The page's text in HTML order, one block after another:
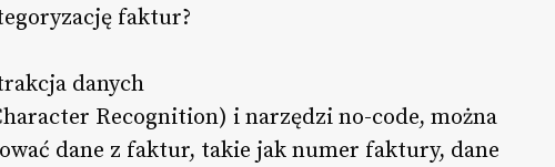
faktur?
danych
Recognition) i narzędzi no-code, można
dane z faktur, takie jak numer faktury, dane